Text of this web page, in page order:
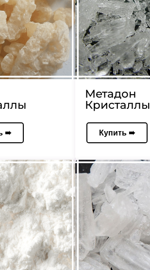
➠
Метадон
Кристаллы
Купить ➠